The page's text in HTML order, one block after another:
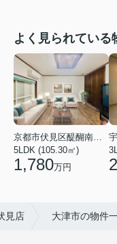
よく見られている
5LDK (105.30㎡)
1,780万円
見店 大津市の物件